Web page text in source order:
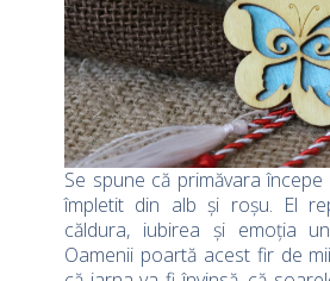
Se spune că primăvara
împletit din alb și roșu. El
căldura, iubirea și emoția
Oamenii poartă acest fir de